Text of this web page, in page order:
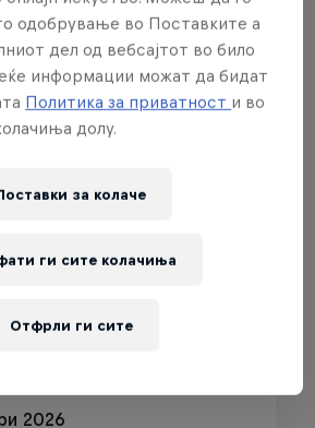
2026
одобрување во Поставките а
дел од вебсајтот во било
информации можат да бидат
Политика за приватност и во
долу.
за колачe
Отфрли ги сите
ги сите колачиња